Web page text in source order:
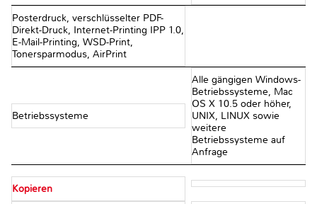
Posterdruck, verschlüsselter PDF-
Direkt-Druck, Internet-Printing IPP 1.0,
E-Mail-Printing, WSD-Print,
Tonersparmodus, AirPrint
Betriebssysteme
Alle gängigen Windows-
Betriebssysteme, Mac
OS X 10.5 oder höher,
UNIX, LINUX sowie
weitere
Betriebssysteme auf
Anfrage
Kopieren